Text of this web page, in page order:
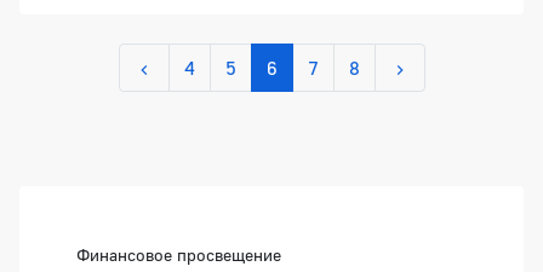
4 5 6 7 8
Финансовое просвещение